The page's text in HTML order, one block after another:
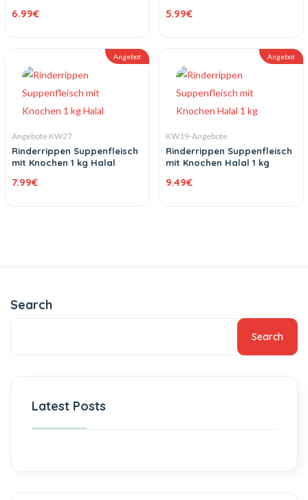
6.99€ 5.99€
Angebot
Angebote KW27
Rinderrippen Suppenfleisch
mit Knochen 1 kg Halal
7.99€
Angebot
KW19-Angebote
Rinderrippen Suppenfleisch
mit Knochen Halal 1 kg
9.49€
Search
Search
Latest Posts